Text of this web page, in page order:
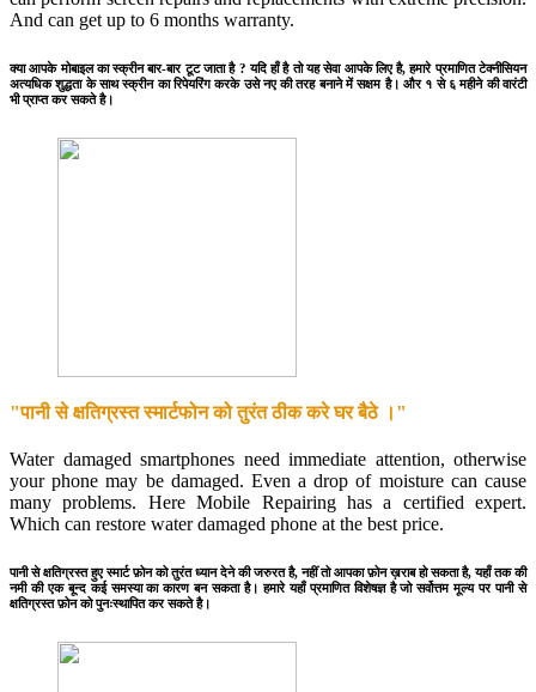
And can get up to 6 months warranty.
क्या आपके मोबाइल का स्क्रीन बार-बार टूट जाता है ? यदि हाँ है तो यह सेवा आपके लिए है, हमारे प्रमाणित टेक्नीसियन
अत्यधिक शुद्धता के साथ स्क्रीन का रिपेयरिंग करके उसे नए की तरह बनाने में सक्षम है। और १ से ६ महीने की वारंटी
भी प्राप्त कर सकते है।
"पानी से क्षतिग्रस्त स्मार्टफोन को तुरंत ठीक करे घर बैठे ।"
Water damaged smartphones need immediate attention, otherwise
your phone may be damaged. Even a drop of moisture can cause
many problems. Here Mobile Repairing has a certified expert.
Which can restore water damaged phone at the best price.
पानी से क्षतिग्रस्त हुए स्मार्ट फ़ोन को तुरंत ध्यान देने की जरुरत है, नहीं तो आपका फ़ोन ख़राब हो सकता है, यहाँ तक की
नमी की एक बून्द कई समस्या का कारण बन सकता है। हमारे यहाँ प्रमाणित विशेषज्ञ है जो सर्वोत्तम मूल्य पर पानी से
क्षतिग्रस्त फ़ोन को पुनःस्थापित कर सकते है।